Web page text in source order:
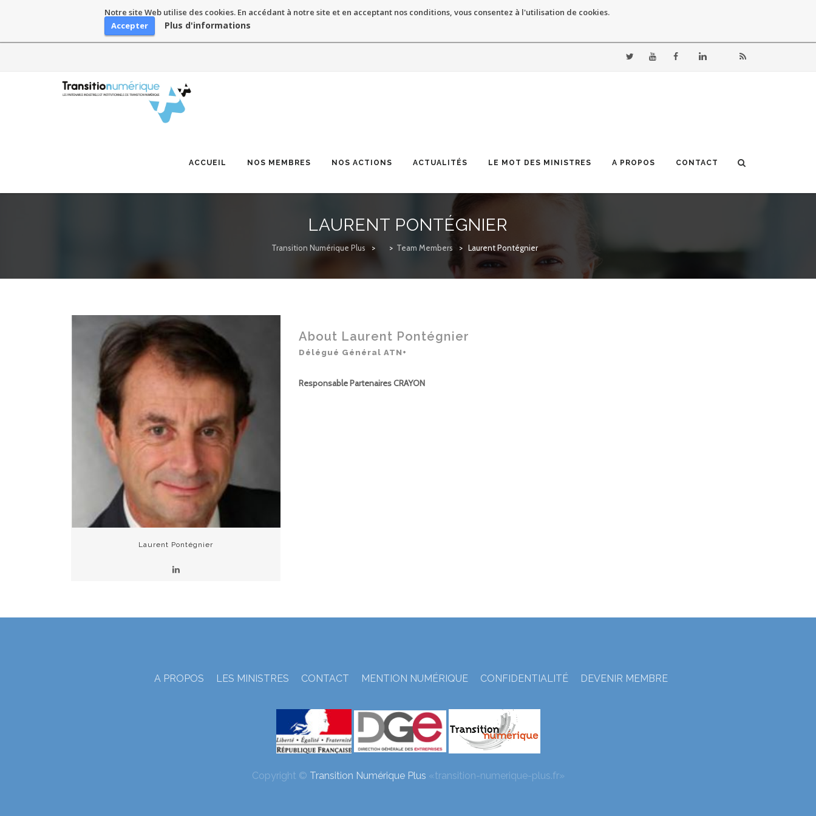
Notre site Web utilise des cookies. En accédant à notre site et en acceptant nos conditions, vous consentez à l'utilisation de cookies.
Accepter
Plus d'informations
content
ACCUEIL NOS MEMBRES NOS ACTIONS ACTUALITÉS LE MOT DES MINISTRES A PROPOS CONTACT
LAURENT PONTÉGNIER
Transition Numérique Plus > > Team Members > Laurent Pontégnier
Laurent Pontégnier
About Laurent Pontégnier
Délégué Général ATN+
Responsable Partenaires CRAYON
A PROPOS LES MINISTRES CONTACT MENTION NUMÉRIQUE CONFIDENTIALITÉ DEVENIR MEMBRE
Copyright © Transition Numérique Plus «transition-numerique-plus.fr»